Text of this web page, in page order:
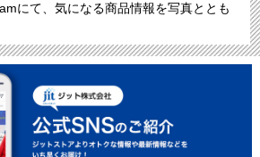
にて、気になる商品情報を写真ととも